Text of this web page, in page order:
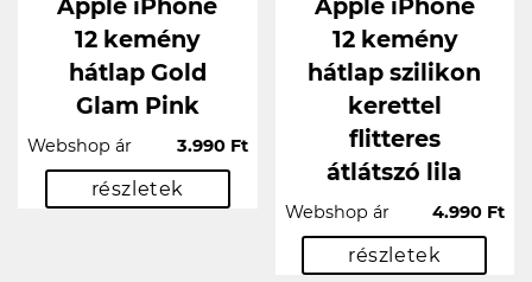
12 kemény
hátlap Gold
Glam Pink
Webshop ár 3.990 Ft
részletek
12 kemény
hátlap szilikon
kerettel
flitteres
átlátszó lila
Webshop ár 4.990 Ft
részletek